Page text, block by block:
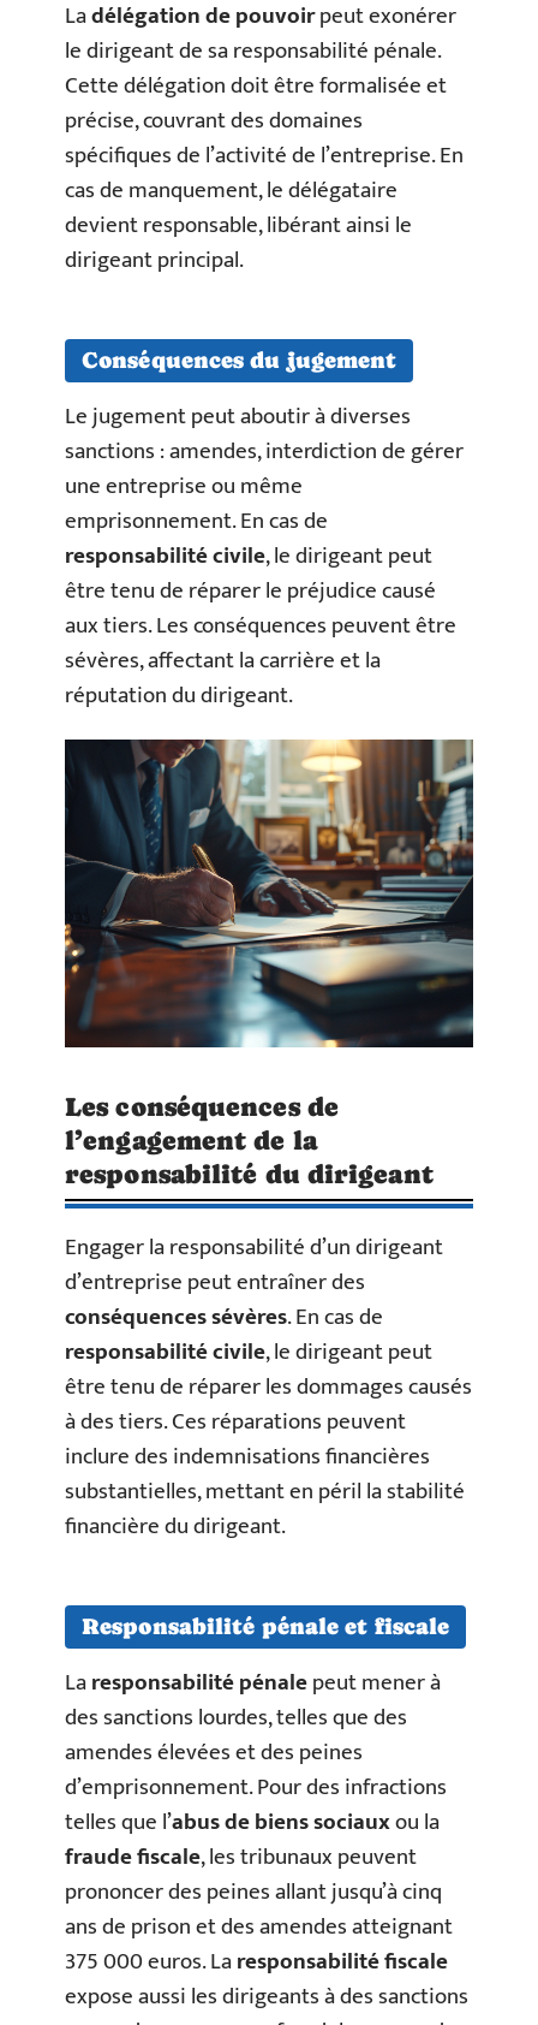
Ladélégation de pouvoirpeut exonérer
le dirigeant de sa responsabilité pénale.
Cette délégation doit être formalisée et
précise, couvrant des domaines
spécifiques de l’activité de l’entreprise. En
cas de manquement, le délégataire
devient responsable, libérant ainsi le
dirigeant principal.
Conséquences du jugement
Le jugement peut aboutir à diverses
sanctions : amendes, interdiction de gérer
une entreprise ou même
emprisonnement. En cas de
responsabilité civile, le dirigeant peut
être tenu de réparer le préjudice causé
aux tiers. Les conséquences peuvent être
sévères, affectant la carrière et la
réputation du dirigeant.
Les conséquences de
l’engagement de la
responsabilité du dirigeant
Engager la responsabilité d’un dirigeant
d’entreprise peut entraîner des
conséquences sévères. En cas de
responsabilité civile, le dirigeant peut
être tenu de réparer les dommages causés
à des tiers. Ces réparations peuvent
inclure des indemnisations financières
substantielles, mettant en péril la stabilité
financière du dirigeant.
Responsabilité pénale et fiscale
Laresponsabilité pénalepeut mener à
des sanctions lourdes, telles que des
amendes élevées et des peines
d’emprisonnement. Pour des infractions
telles que l’abus de biens sociauxou la
fraude fiscale, les tribunaux peuvent
prononcer des peines allant jusqu’à cinq
ans de prison et des amendes atteignant
375 000 euros. Laresponsabilité fiscale
expose aussi les dirigeants à des sanctions